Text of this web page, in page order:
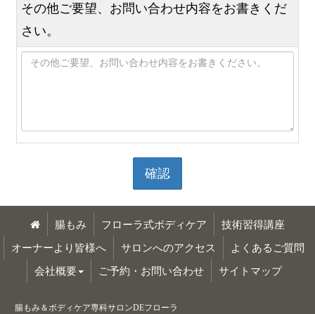
その他ご要望、お問い合わせ内容をお書きくだ
さい。
確認
腸もみ フローラ式ボディケア 技術習得講座
オーナーより皆様へ サロンへのアクセス よくあるご質問
会社概要 ご予約・お問い合わせ サイトマップ
腸もみ＆ボディケア専科サロンDEフローラ